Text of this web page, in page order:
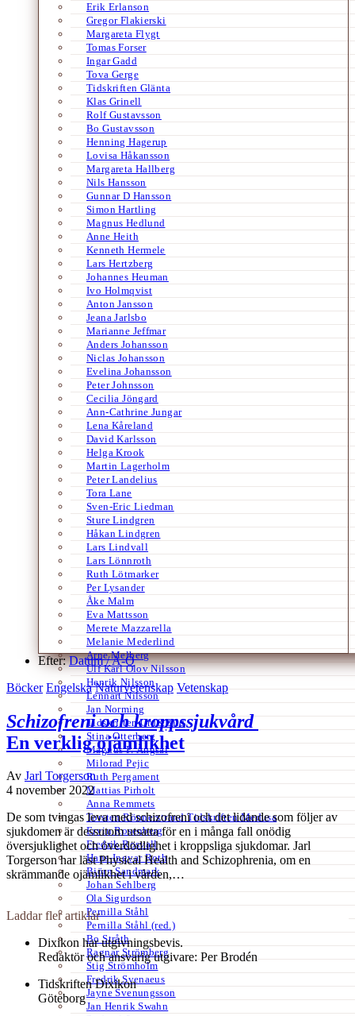
Erik Erlanson
Gregor Flakierski
Margareta Flygt
Tomas Forser
Ingar Gadd
Tova Gerge
Tidskriften Glänta
Klas Grinell
Rolf Gustavsson
Bo Gustavsson
Henning Hagerup
Lovisa Håkansson
Margareta Hallberg
Nils Hansson
Gunnar D Hansson
Simon Hartling
Magnus Hedlund
Anne Heith
Kenneth Hermele
Lars Hertzberg
Johannes Heuman
Ivo Holmqvist
Anton Jansson
Jeana Jarlsbo
Marianne Jeffmar
Anders Johansson
Niclas Johansson
Evelina Johansson
Peter Johnsson
Cecilia Jöngard
Ann-Cathrine Jungar
Lena Kåreland
David Karlsson
Helga Krook
Martin Lagerholm
Peter Landelius
Tora Lane
Sven-Eric Liedman
Sture Lindgren
Håkan Lindgren
Lars Lindvall
Lars Lönnroth
Ruth Lötmarker
Per Lysander
Åke Malm
Eva Mattsson
Merete Mazzarella
Melanie Mederlind
Arne Melberg
Ulf Karl Olov Nilsson
Henrik Nilsson
Lennart Nilsson
Jan Norming
Tidskriften Ord&Bild
Stina Otterberg
Magnus P. Ängsal
Milorad Pejic
Ruth Pergament
Mattias Pirholt
Anna Remmets
Torsten Rönnerstrand Tidskriften Medusa
Ervin Rosenberg
Fredrik Rosvall
Hans-Ingvar Roth
Björn Sandmark
Johan Sehlberg
Ola Sigurdson
Pernilla Ståhl
Pernilla Ståhl (red.)
Bo Stråth
Ragnar Strömberg
Stig Strömholm
Fredrik Svenaeus
Jayne Svenungsson
Jan Henrik Swahn
Efter:Datum /A-Ö
Böcker Engelska Naturvetenskap Vetenskap
Schizofreni och kroppssjukvård
En verklig ojämlikhet
Av Jarl Torgerson
4 november 2022
De som tvingas leva med schizofreni och det lidande som följer av
sjukdomen är dessutom utsatta för en i många fall onödig
översjuklighet och överdödlighet i kroppsliga sjukdomar. Jarl
Torgerson har läst Physical Health and Schizophrenia, om en
skrämmande ojämlikhet i vården,…
Laddar fler artiklar
Dixikon har utgivningsbevis.
Redaktör och ansvarig utgivare: Per Brodén
Tidskriften Dixikon
Göteborg